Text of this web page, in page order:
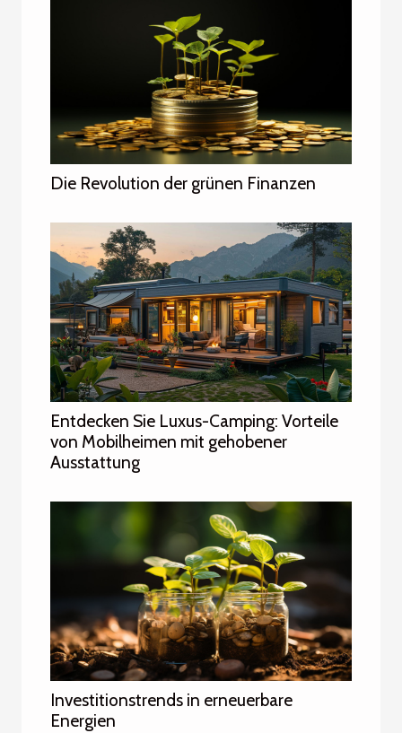
Die Revolution der grünen Finanzen
Entdecken Sie Luxus-Camping: Vorteile
von Mobilheimen mit gehobener
Ausstattung
Investitionstrends in erneuerbare
Energien